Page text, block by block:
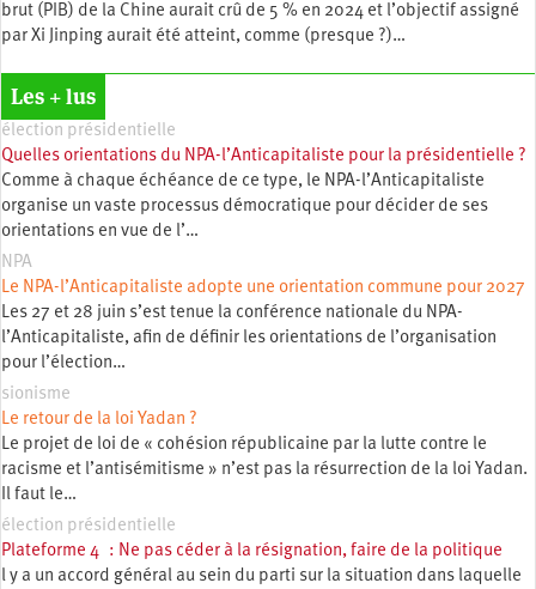
brut (PIB) de la Chine aurait crû de 5 % en 2024 et l’objectif assigné
par Xi Jinping aurait été atteint, comme (presque ?)…
Les + lus
élection présidentielle
Quelles orientations du NPA-l’Anticapitaliste pour la présidentielle ?
Comme à chaque échéance de ce type, le NPA-l’Anticapitaliste
organise un vaste processus démocratique pour décider de ses
orientations en vue de l’…
NPA
Le NPA-l’Anticapitaliste adopte une orientation commune pour 2027
Les 27 et 28 juin s’est tenue la conférence nationale du NPA-
l’Anticapitaliste, afin de définir les orientations de l’organisation
pour l’élection…
sionisme
Le retour de la loi Yadan ?
Le projet de loi de « cohésion républicaine par la lutte contre le
racisme et l’antisémitisme » n’est pas la résurrection de la loi Yadan.
Il faut le…
élection présidentielle
Plateforme 4 : Ne pas céder à la résignation, faire de la politique
l y a un accord général au sein du parti sur la situation dans laquelle